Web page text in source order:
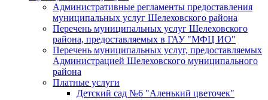
Административные регламенты предоставления
муниципальных услуг Шелеховского района
Перечень муниципальных услуг Шелеховского
района, предоставляемых в ГАУ "МФЦ ИО"
Перечень муниципальных услуг, предоставляемых
Администрацией Шелеховского муниципального
района
Платные услуги
Детский сад №6 "Аленький цветочек"